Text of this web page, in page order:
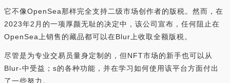
它不像OpenSea那样完全支持二级市场创作者的版税。然而，在
2023年2月的一项厚颜无耻的决定中，该公司宣布，任何阻止在
OpenSea上销售的藏品都可以在Blur上收取全额版税。
尽管是为专业交易员量身定制的，但NFT市场的新手也可以从
Blur-中受益；s的各种功能，并在学习如何使用该平台方面付出
了一些努力。